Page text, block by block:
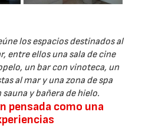
los espacios destinados al
entre ellos una sala de cine
un bar con vinoteca, un
al mar y una zona de spa
y bañera de hielo.
pensada como una